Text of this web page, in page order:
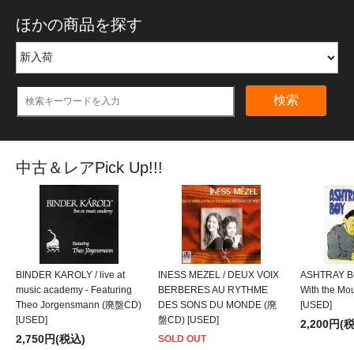
ほかの商品を探す
検索
中古＆レアPick Up!!!
BINDER KAROLY / live at
music academy - Featuring
Theo Jorgensmann (廃盤CD)
[USED]
2,750円(税込)
INESS MEZEL / DEUX VOIX
BERBERES AU RYTHME
DES SONS DU MONDE (廃
盤CD) [USED]
SOLD OUT
ASHTRAY
With the
[USED]
2,200円(